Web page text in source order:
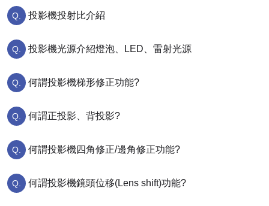
投影機投射比介紹
投影機光源介紹燈泡、LED、雷射光源
何謂投影機梯形修正功能?
何謂正投影、背投影?
何謂投影機四角修正/邊角修正功能?
何謂投影機鏡頭位移(Lens shift)功能?